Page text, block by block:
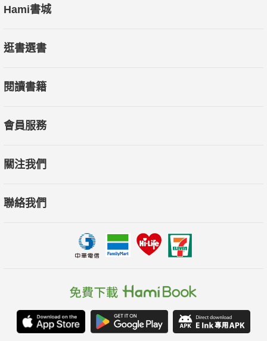
Hami書城
逛書選書
閱讀書籍
會員服務
關注我們
聯絡我們